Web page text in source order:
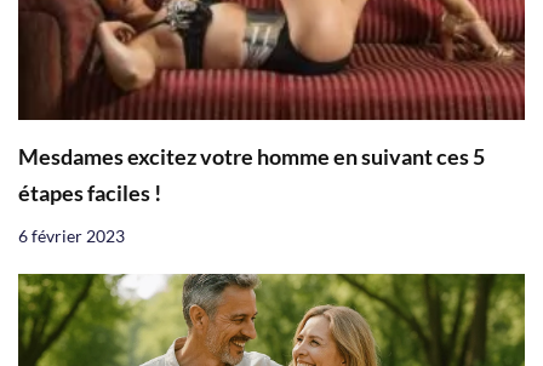
Mesdames excitez votre homme en suivant ces 5
étapes faciles !
6 février 2023